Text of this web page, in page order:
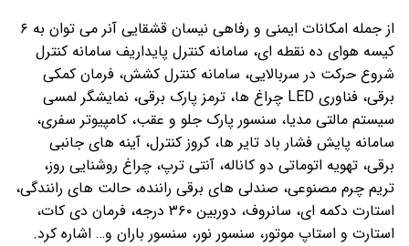
از جمله امکانات ایمنی و رفاهی نیسان قشقایی آنر می توان به ۶
کیسه هوای ده نقطه ای، سامانه کنترل پایداریف سامانه کنترل
شروع حرکت در سربالایی، سامانه کنترل کشش، فرمان کمکی
برقی، فناوری LED چراغ ها، ترمز پارک برقی، نمایشگر لمسی
سیستم مالتی مدیا، سنسور پارک جلو و عقب، کامپیوتر سفری،
سامانه پایش فشار باد تایر ها، کروز کنترل، آینه های جانبی
برقی، تهویه اتوماتی دو کاناله، آنتی ترپ، چراغ روشنایی روز،
تریم چرم مصنوعی، صندلی های برقی راننده، حالت های رانندگی،
استارت دکمه ای، سانروف، دوربین ۳۶۰ درجه، فرمان دی کات،
استارت و استاپ موتور، سنسور نور، سنسور باران و… اشاره کرد.